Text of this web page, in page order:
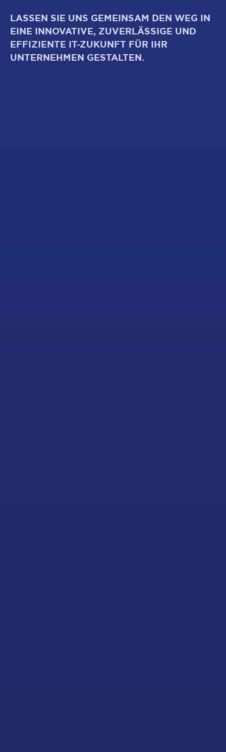
LASSEN SIE UNS GEMEINSAM DEN WEG IN
EINE INNOVATIVE, ZUVERLÄSSIGE UND
EFFIZIENTE IT-ZUKUNFT FÜR IHR
UNTERNEHMEN GESTALTEN.